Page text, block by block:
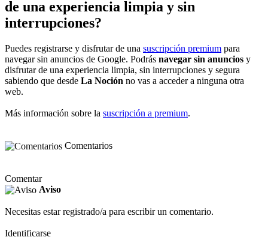
de una experiencia limpia y sin
interrupciones?
Puedes registrarse y disfrutar de una suscripción premium para
navegar sin anuncios de Google. Podrás navegar sin anuncios y
disfrutar de una experiencia limpia, sin interrupciones y segura
sabiendo que desde La Noción no vas a acceder a ninguna otra
web.
Más información sobre la suscripción a premium.
Comentarios
Comentar
Aviso
Necesitas estar registrado/a para escribir un comentario.
Identificarse